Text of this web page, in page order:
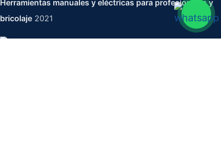
Herramientas manuales y eléctricas para profesionales y
bricolaje 2021